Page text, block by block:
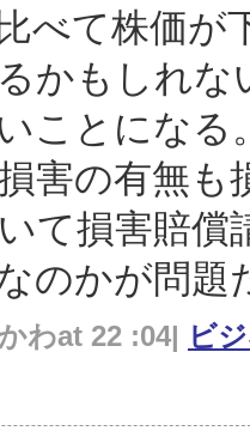
べて株価が
かもしれな
ことになる
害の有無も
て損害賠
のかが問題
わat 22 :04| ビ